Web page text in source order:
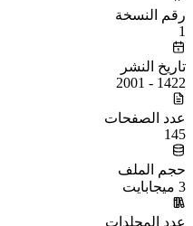
رقم النسخة
1
تاريخ النشر
1422 - 2001
عدد الصفحات
145
حجم الملف
3 ميجابايت
عدد المجلدات